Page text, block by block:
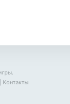
Контакты